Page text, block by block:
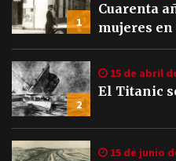
1
Cuarenta
mujeres
Sevilla
2
15 de abril
El Titanic
15 de junio